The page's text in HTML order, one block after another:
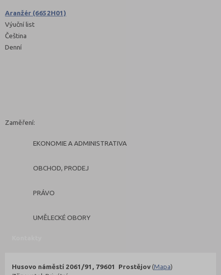
Aranžér (6652H01)
Výuční list
Čeština
Denní
Zaměření:
EKONOMIE A ADMINISTRATIVA
OBCHOD, PRODEJ
PRÁVO
UMĚLECKÉ OBORY
Husovo náměstí 2061/91, 79601 Prostějov(Mapa)